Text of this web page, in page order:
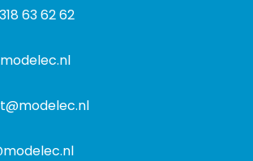
63 62 62